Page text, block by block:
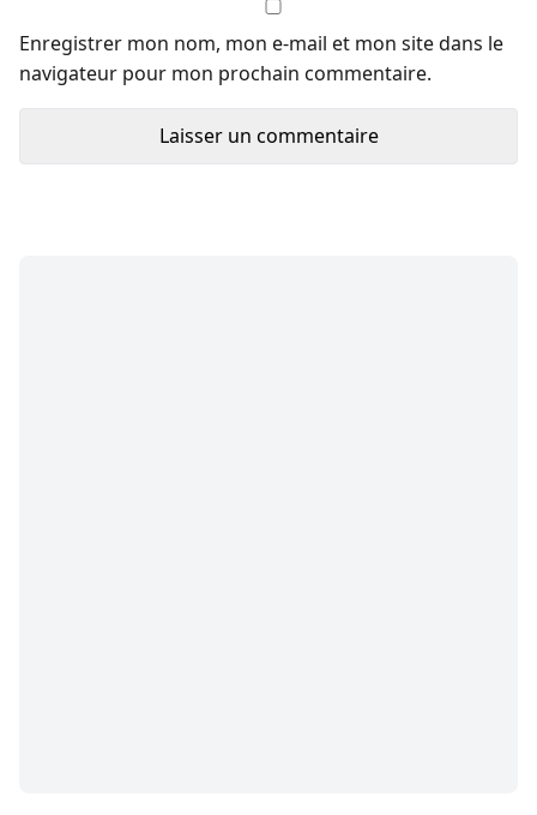
Enregistrer mon nom, mon e-mail et mon site dans le
navigateur pour mon prochain commentaire.